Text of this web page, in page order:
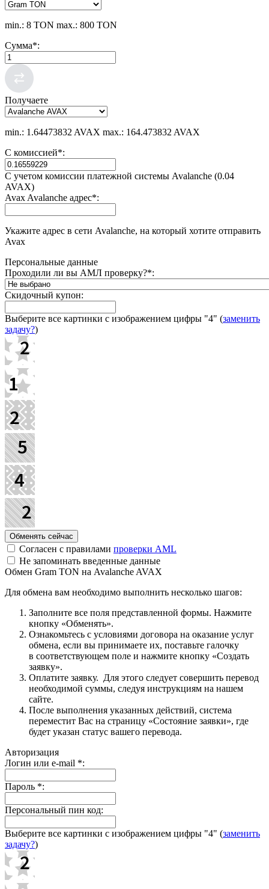
min.: 8 TON max.: 800 TON
Сумма*:
Получаете
min.: 1.64473832 AVAX max.: 164.473832 AVAX
С комиссией*:
С учетом комиссии платежной системы Avalanche (0.04
AVAX)
Avax Avalanche адрес*:
Укажите адрес в сети Avalanche, на который хотите отправить
Avax
Персональные данные
Проходили ли вы АМЛ проверку?*:
Скидочный купон:
Выберите все картинки с изображением цифры "4" (заменить
задачу?)
Согласен с правилами проверки AML
Не запоминать введенные данные
Обмен Gram TON на Avalanche AVAX
Для обмена вам необходимо выполнить несколько шагов:
Заполните все поля представленной формы. Нажмите
кнопку «Обменять».
Ознакомьтесь с условиями договора на оказание услуг
обмена, если вы принимаете их, поставьте галочку
в соответствующем поле и нажмите кнопку «Создать
заявку».
Оплатите заявку. Для этого следует совершить перевод
необходимой суммы, следуя инструкциям на нашем
сайте.
После выполнения указанных действий, система
переместит Вас на страницу «Состояние заявки», где
будет указан статус вашего перевода.
Авторизация
Логин или e-mail *:
Пароль *:
Персональный пин код:
Выберите все картинки с изображением цифры "4" (заменить
задачу?)